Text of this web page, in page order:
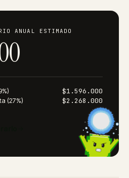
ANUAL ESTIMADO
$1.596.000
(27%) $2.268.000